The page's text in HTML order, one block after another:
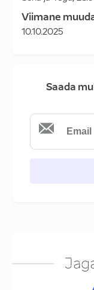
Viimane
10.10.2025
Saada